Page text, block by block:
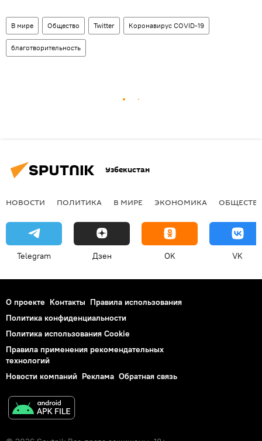
В мире Общество Twitter Коронавирус COVID-19
благотворительность
Узбекистан
НОВОСТИ ПОЛИТИКА В МИРЕ ЭКОНОМИКА
Telegram Дзен OK VK
О проекте Контакты Правила использования
Политика конфиденциальности
Политика использования Cookie
Правила применения рекомендательных
технологий
Новости компаний Реклама Обратная связь